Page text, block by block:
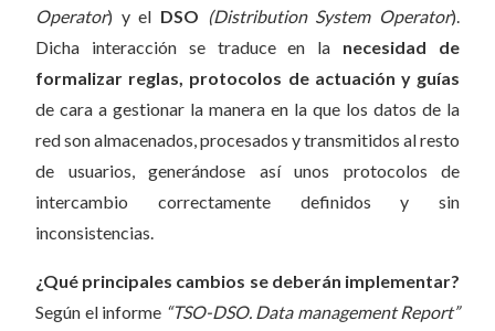
Operator) y el DSO (Distribution System Operator).
Dicha interacción se traduce en la necesidad de
formalizar reglas, protocolos de actuación y guías
de cara a gestionar la manera en la que los datos de la
red son almacenados, procesados y transmitidos al resto
de usuarios, generándose así unos protocolos de
intercambio correctamente definidos y sin
inconsistencias.
¿Qué principales cambios se deberán implementar?
Según el informe “TSO-DSO. Data management Report”